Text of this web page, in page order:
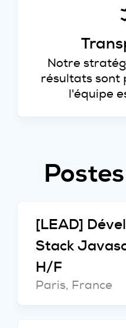
Notre
résultats sont
l'équipe
[LEAD]
Stack
H/F
Paris, France